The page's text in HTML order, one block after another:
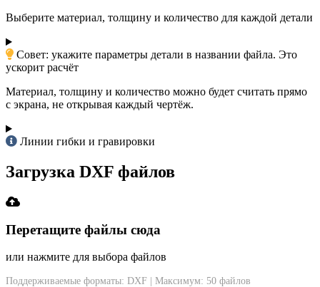
Выберите материал, толщину и количество для каждой детали
Совет: укажите параметры детали в названии файла. Это
ускорит расчёт
Материал, толщину и количество можно будет считать прямо
с экрана, не открывая каждый чертёж.
Линии гибки и гравировки
Загрузка DXF файлов
Перетащите файлы сюда
или нажмите для выбора файлов
Поддерживаемые форматы: DXF | Максимум: 50 файлов